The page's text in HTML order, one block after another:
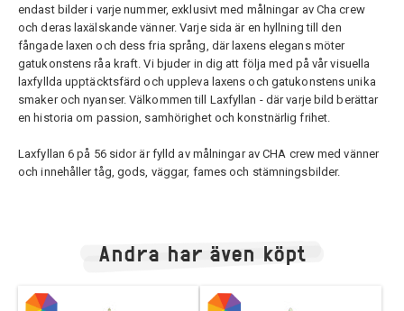
endast bilder i varje nummer, exklusivt med målningar av Cha crew
och deras laxälskande vänner. Varje sida är en hyllning till den
fångade laxen och dess fria språng, där laxens elegans möter
gatukonstens råa kraft. Vi bjuder in dig att följa med på vår visuella
laxfyllda upptäcktsfärd och uppleva laxens och gatukonstens unika
smaker och nyanser. Välkommen till Laxfyllan - där varje bild berättar
en historia om passion, samhörighet och konstnärlig frihet.
Laxfyllan 6 på 56 sidor är fylld av målningar av CHA crew med vänner
och innehåller tåg, gods, väggar, fames och stämningsbilder.
Andra har även köpt